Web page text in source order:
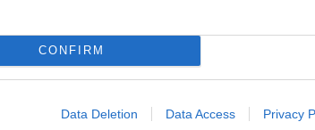
CONFIRM
Data Deletion Data Access Privacy